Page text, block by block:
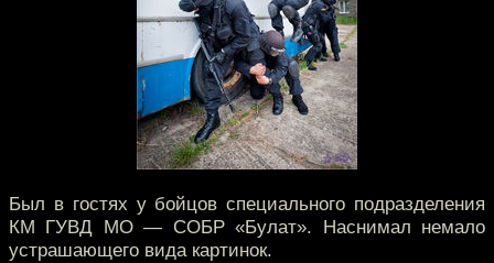
Был в гостях у бойцов специального подразделения
КМ ГУВД МО — СОБР «Булат». Наснимал немало
устрашающего вида картинок.